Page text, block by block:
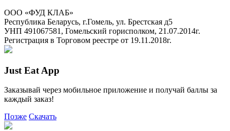
ООО «ФУД КЛАБ»
Республика Беларусь, г.Гомель, ул. Брестская д5
УНП 491067581, Гомельский горисполком, 21.07.2014г.
Регистрация в Торговом реестре от 19.11.2018г.
Just Eat App
Заказывай через мобильное приложение и получай баллы за
каждый заказ!
Позже Скачать